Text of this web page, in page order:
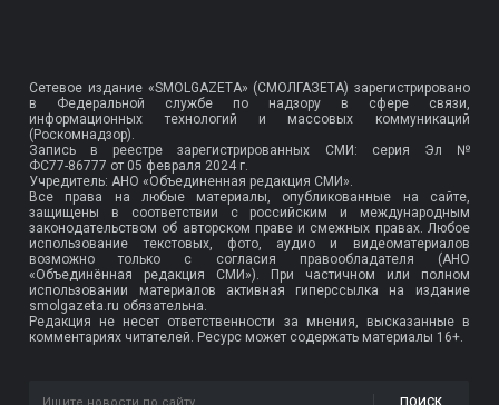
Сетевое издание «SMOLGAZETA» (СМОЛГАЗЕТА) зарегистрировано
в Федеральной службе по надзору в сфере связи,
информационных технологий и массовых коммуникаций
(Роскомнадзор).
Запись в реестре зарегистрированных СМИ: серия Эл №
ФС77-86777 от 05 февраля 2024 г.
Учредитель: АНО «Объединенная редакция СМИ».
Все права на любые материалы, опубликованные на сайте,
защищены в соответствии с российским и международным
законодательством об авторском праве и смежных правах. Любое
использование текстовых, фото, аудио и видеоматериалов
возможно только с согласия правообладателя (АНО
«Объединённая редакция СМИ»). При частичном или полном
использовании материалов активная гиперссылка на издание
smolgazeta.ru обязательна.
Редакция не несет ответственности за мнения, высказанные в
комментариях читателей. Ресурс может содержать материалы 16+.
ПОИСК